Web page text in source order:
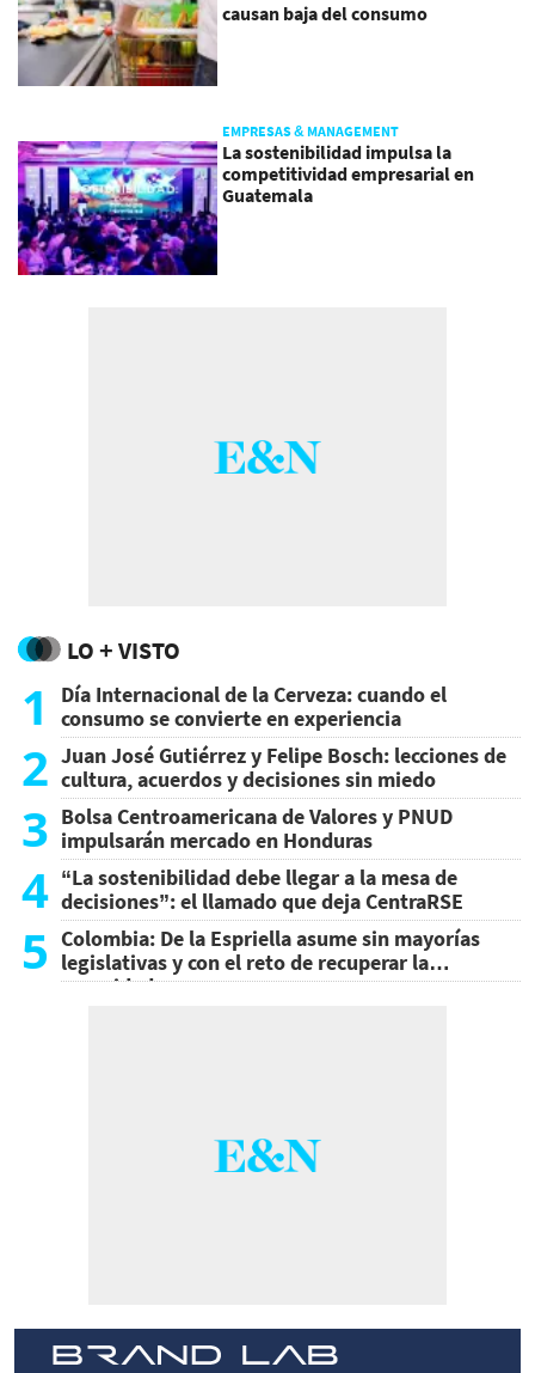
causan baja del consumo
EMPRESAS & MANAGEMENT
La sostenibilidad impulsa la
competitividad empresarial en
Guatemala
LO + VISTO
1
Día Internacional de la Cerveza: cuando el
consumo se convierte en experiencia
2 Juan José Gutiérrez y Felipe Bosch: lecciones de
cultura, acuerdos y decisiones sin miedo
3 Bolsa Centroamericana de Valores y PNUD
impulsarán mercado en Honduras
4 “La sostenibilidad debe llegar a la mesa de
decisiones”: el llamado que deja CentraRSE
5 Colombia: De la Espriella asume sin mayorías
legislativas y con el reto de recuperar la
seguridad